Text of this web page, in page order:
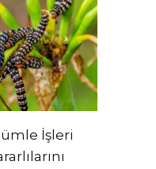
İşleri